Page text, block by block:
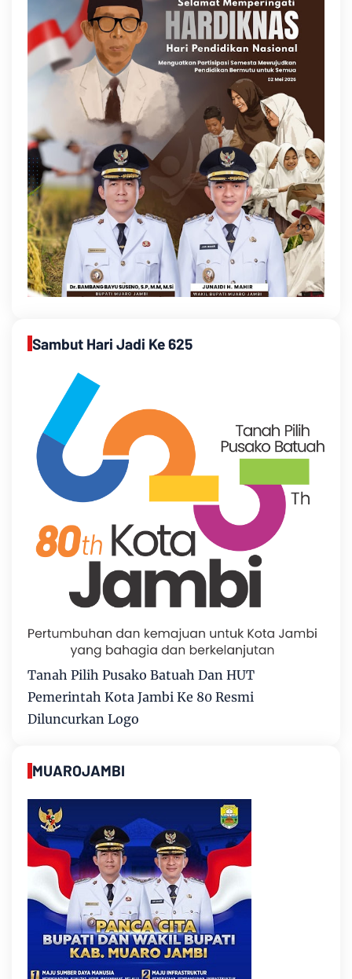
Sambut Hari Jadi Ke 625
Tanah Pilih Pusako Batuah Dan HUT
Pemerintah Kota Jambi Ke 80 Resmi
Diluncurkan Logo
MUAROJAMBI